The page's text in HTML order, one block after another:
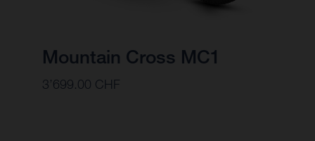
Mountain Cross MC1
3’699.00 CHF